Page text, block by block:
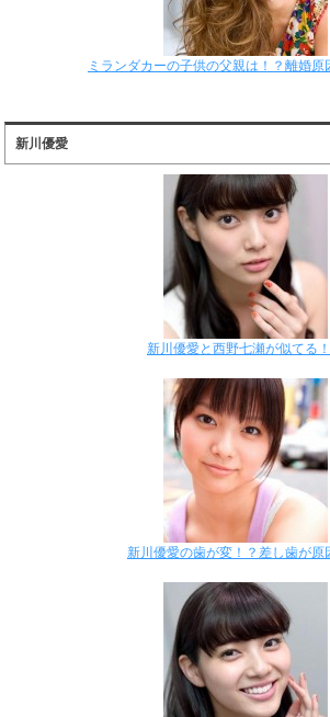
ミランダカーの子供の父親は！？離婚原
新川優愛
新川優愛と西野七瀬が似てる
新川優愛の歯が変！？差し歯が原